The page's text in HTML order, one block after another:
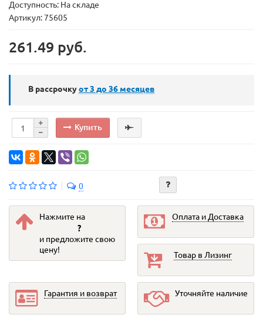
Доступность: На складе
Артикул: 75605
261.49 руб.
В рассрочкуот 3 до 36 месяцев
Купить
0
Нажмите на
?
и предложите свою
цену!
Оплата и Доставка
Товар в Лизинг
Гарантия и возврат Уточняйте наличие